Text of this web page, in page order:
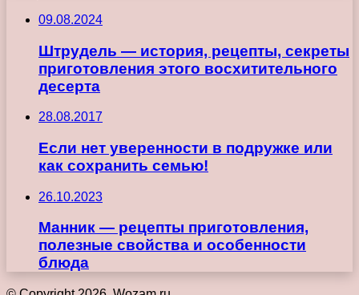
09.08.2024
Штрудель — история, рецепты, секреты
приготовления этого восхитительного
десерта
28.08.2017
Если нет уверенности в подружке или
как сохранить семью!
26.10.2023
Манник — рецепты приготовления,
полезные свойства и особенности
блюда